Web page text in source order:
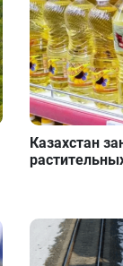
Казахстан